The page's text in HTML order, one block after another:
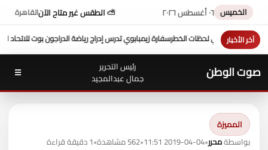
الخميس ٠٦ أغسطس ٢٠٢٦ ⛅ الطقس غير متاح الآنالقاهرة
آخر الأخبار
حماة الوطن بالجيزة يستعد لإطلاق أكبر زفافرياضة الدراجون بوت للاتحاد الإفريقي
صوت الوطن
رئيس التحرير
جمال عبدالمجيد
☰
المميزة
بواسطةمحرر•
2019-04-04 11:51
•562 مشاهدة •1 دقيقة قراءة